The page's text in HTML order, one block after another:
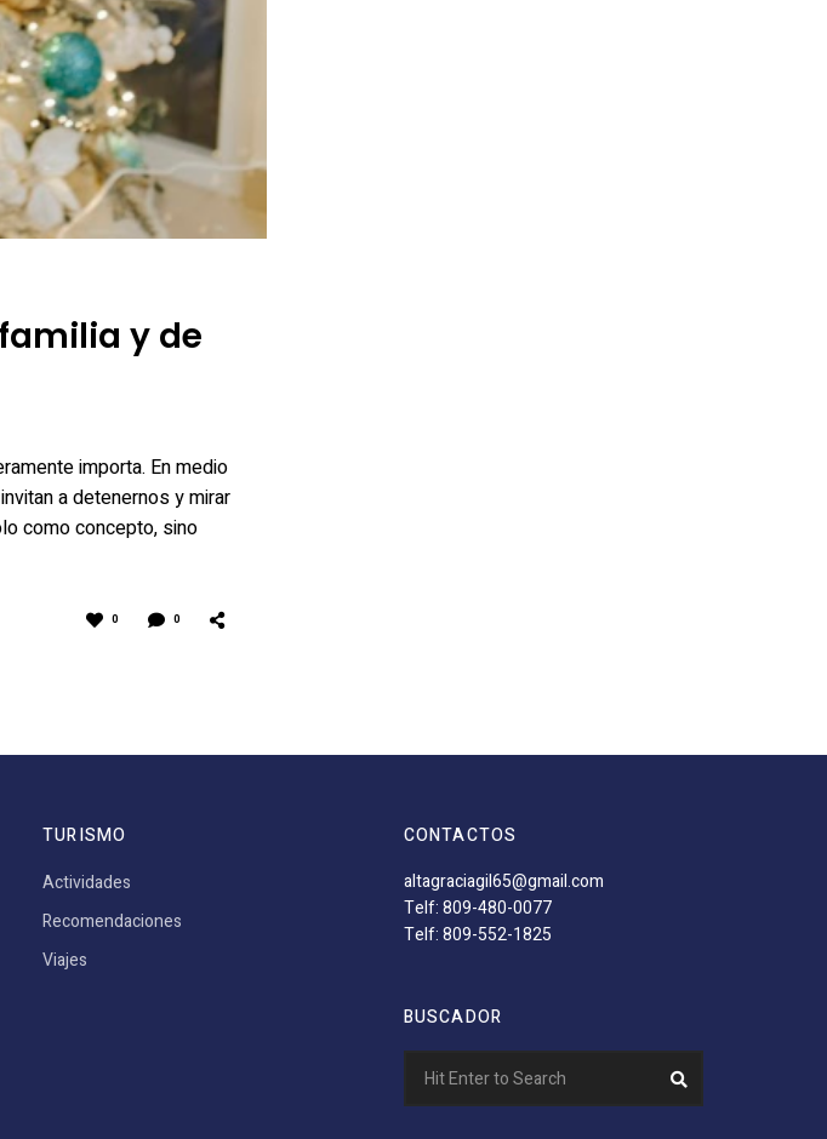
y de
importa. En medio
a detenernos y mirar
como concepto, sino
0 0
TURISMO
Actividades
Recomendaciones
Viajes
CONTACTOS
altagraciagil65@gmail.com
Telf: 809-480-0077
Telf: 809-552-1825
BUSCADOR
for: